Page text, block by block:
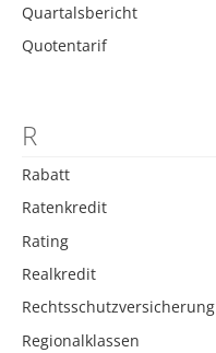
Quartalsbericht
Quotentarif
R
Rabatt
Ratenkredit
Rating
Realkredit
Rechtsschutzversicherung
Regionalklassen